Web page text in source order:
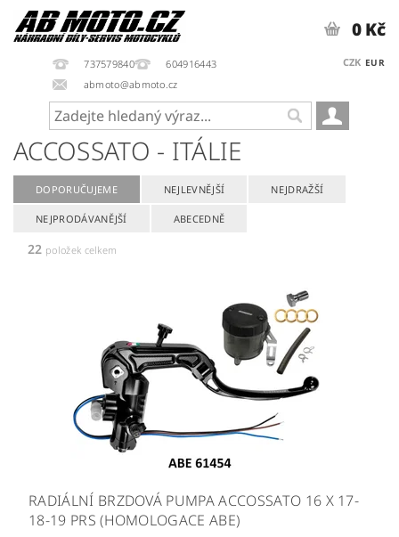
737579840
604916443
abmoto@abmoto.cz
CZK EUR
0 Kč
ACCOSSATO - ITÁLIE
DOPORUČUJEME NEJLEVNĚJŠÍ NEJDRAŽŠÍ
NEJPRODÁVANĚJŠÍ ABECEDNĚ
22 položek celkem
RADIÁLNÍ BRZDOVÁ PUMPA ACCOSSATO 16 X 17-
18-19 PRS (HOMOLOGACE ABE)